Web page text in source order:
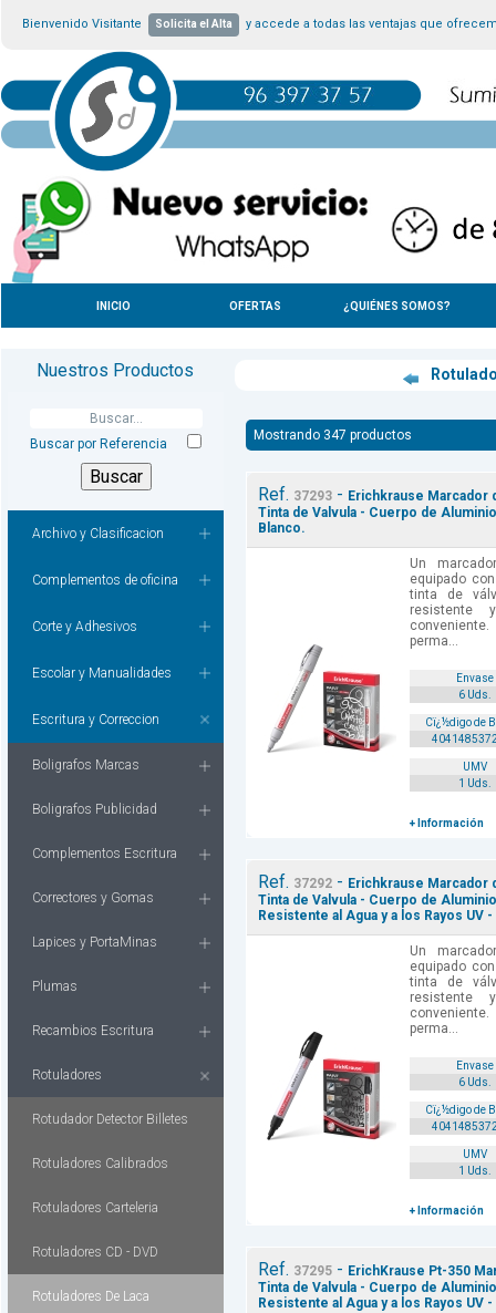
Bienvenido Visitante Solicita el Alta y accede a todas las ventajas que
INICIO OFERTAS ¿QUIÉNES SOMOS?
Nuestros Productos
Buscar por Referencia
Archivo y Clasificacion
Complementos de oficina
Corte y Adhesivos
Escolar y Manualidades
Escritura y Correccion
Boligrafos Marcas
Boligrafos Publicidad
Complementos Escritura
Correctores y Gomas
Lapices y PortaMinas
Plumas
Recambios Escritura
Rotuladores
Rotudador Detector Billetes
Rotuladores Calibrados
Rotuladores Carteleria
Rotuladores CD - DVD
Rotuladores De Laca
Mostrando 347 productos
Ref. 37293 - Erichkrause Marcador
Tinta de Valvula - Cuerpo de
Blanco.
Un
equipado
tinta de
perma...
Envase
6 Uds.
Cï¿½digo de
UMV
1 Uds.
+ Información
Ref. 37292 - Erichkrause Marcador
Tinta de Valvula - Cuerpo de
Resistente al Agua y a los Rayos UV
Un
equipado
tinta de
perma...
Envase
6 Uds.
Cï¿½digo de
UMV
1 Uds.
+ Información
Ref. 37295 - ErichKrause Pt-350
Tinta de Valvula - Cuerpo de
Resistente al Agua y a los Rayos UV